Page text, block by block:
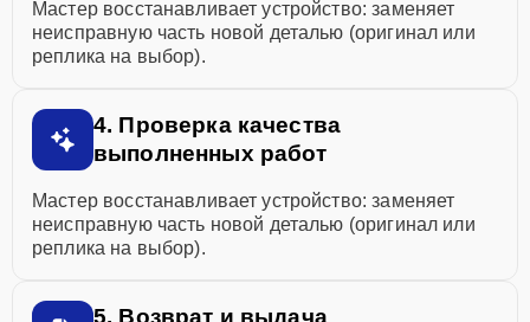
Мастер восстанавливает устройство: заменяет
неисправную часть новой деталью (оригинал или
реплика на выбор).
4. Проверка качества
выполненных работ
Мастер восстанавливает устройство: заменяет
неисправную часть новой деталью (оригинал или
реплика на выбор).
5. Возврат и выдача